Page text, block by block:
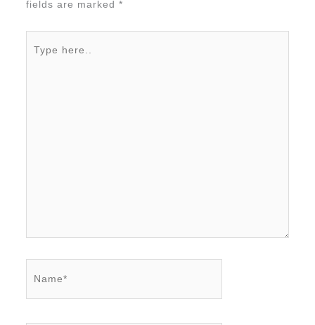
fields are marked *